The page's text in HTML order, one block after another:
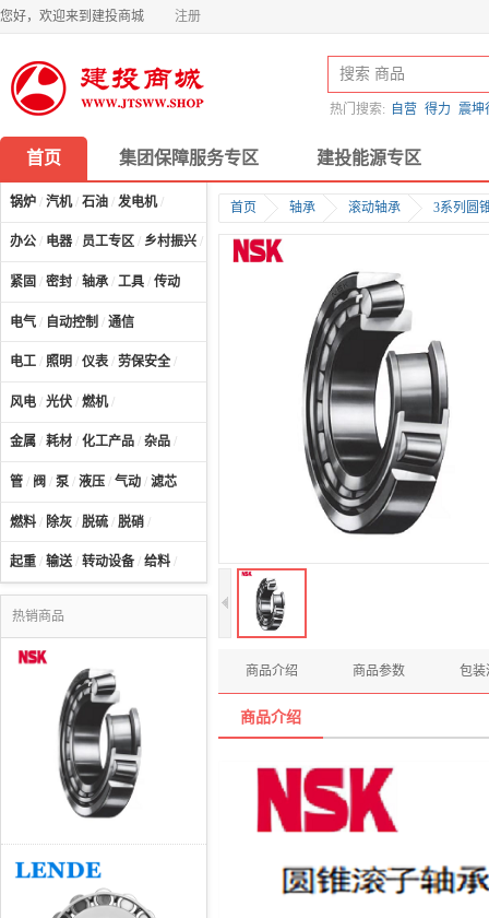
您好，欢迎来到建投商城 注册
热门搜索: 自营 得力 震坤
首页 集团保障服务专区 建投能源专区
锅炉 / 汽机/ 石油 / 发电机/
办公 / 电器 / 员工专区 / 乡村振兴 / 计算机及配件
紧固 / 密封 / 轴承 / 工具 / 传动
电气 / 自动控制 / 通信
电工 / 照明 / 仪表 / 劳保安全 /
风电 / 光伏 / 燃机/
金属 / 耗材 / 化工产品 / 杂品 /
管 / 阀 / 泵 / 液压 / 气动 / 滤芯
燃料 / 除灰 / 脱硫 / 脱硝 /
起重 / 输送/ 转动设备 / 给料 /
热销商品
首页 轴承 滚动轴承 3系列圆
商品介绍 商品参数 包装
商品介绍